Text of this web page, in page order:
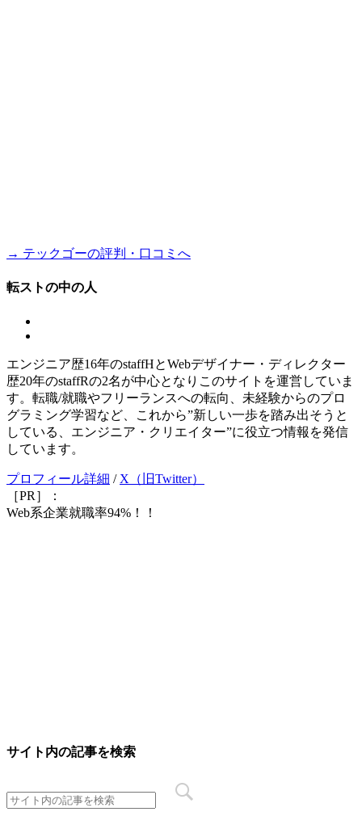
→ テックゴーの評判・口コミへ
転ストの中の人
エンジニア歴16年のstaffHとWebデザイナー・ディレクター
歴20年のstaffRの2名が中心となりこのサイトを運営していま
す。転職/就職やフリーランスへの転向、未経験からのプロ
グラミング学習など、これから”新しい一歩を踏み出そうと
している、エンジニア・クリエイター”に役立つ情報を発信
しています。
プロフィール詳細 / X（旧Twitter）
［PR］：
Web系企業就職率94%！！
サイト内の記事を検索